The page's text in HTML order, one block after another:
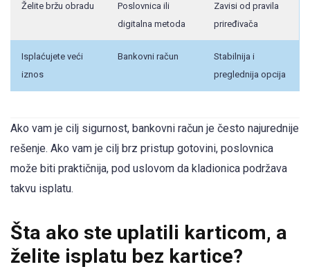
Želite bržu obradu
Poslovnica ili
digitalna metoda
Zavisi od pravila
priređivača
Isplaćujete veći
iznos
Bankovni račun
Stabilnija i
preglednija opcija
Ako vam je cilj sigurnost, bankovni račun je često najurednije
rešenje. Ako vam je cilj brz pristup gotovini, poslovnica
može biti praktičnija, pod uslovom da kladionica podržava
takvu isplatu.
Šta ako ste uplatili karticom, a
želite isplatu bez kartice?